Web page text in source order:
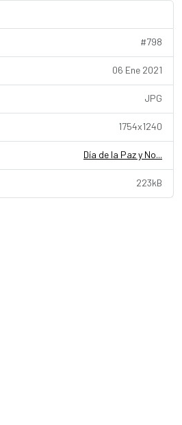
#798
06 Ene 2021
JPG
1754x1240
Día de la Paz y No...
223kB